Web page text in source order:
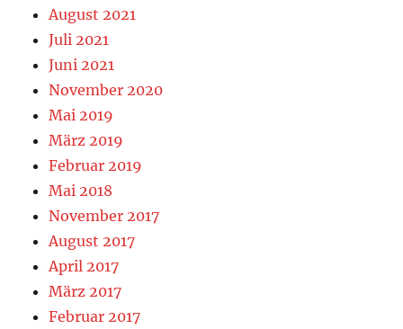
August 2021
Juli 2021
Juni 2021
November 2020
Mai 2019
März 2019
Februar 2019
Mai 2018
November 2017
August 2017
April 2017
März 2017
Februar 2017